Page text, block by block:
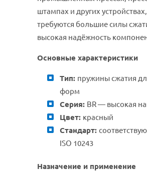
штампах и других
требуются большие силы
высокая надёжность
Основные характеристики
Тип: пружины сжатия
форм
Серия: BR — высокая
Цвет: красный
Стандарт:
ISO 10243
Назначение и применение